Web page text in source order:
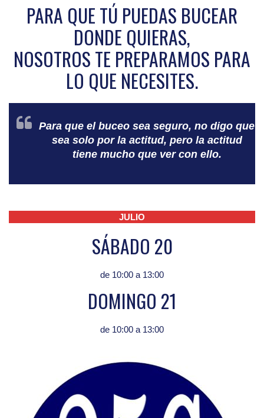
PARA QUE TÚ PUEDAS BUCEAR
DONDE QUIERAS,
NOSOTROS TE PREPARAMOS PARA
LO QUE NECESITES.
Para que el buceo sea seguro, no digo que
sea solo por la actitud, pero la actitud
tiene mucho que ver con ello.
JULIO
SÁBADO 20
de 10:00 a 13:00
DOMINGO 21
de 10:00 a 13:00